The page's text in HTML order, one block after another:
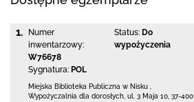
1.
Numer
inwentarzowy:
W76678
Sygnatura: POL
Status: Do
wypożyczenia
Miejska Biblioteka Publiczna w Nisku
Wypożyczalnia dla dorosłych, ul. 3 Maja 10 37-400